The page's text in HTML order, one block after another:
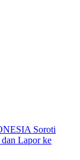
Soroti
Lapor ke